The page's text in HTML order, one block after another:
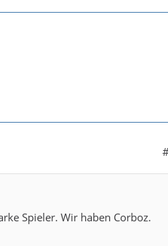
Spieler. Wir haben Corboz.